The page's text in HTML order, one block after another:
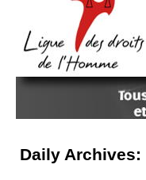
Daily Archives: